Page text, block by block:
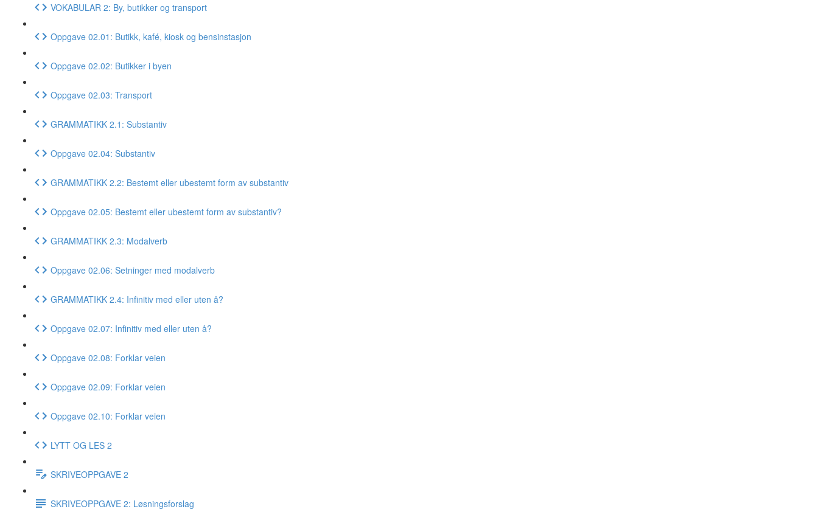
VOKABULAR 2: By, butikker og transport
Oppgave 02.01: Butikk, kafé, kiosk og bensinstasjon
Oppgave 02.02: Butikker i byen
Oppgave 02.03: Transport
GRAMMATIKK 2.1: Substantiv
Oppgave 02.04: Substantiv
GRAMMATIKK 2.2: Bestemt eller ubestemt form av substantiv
Oppgave 02.05: Bestemt eller ubestemt form av substantiv?
GRAMMATIKK 2.3: Modalverb
Oppgave 02.06: Setninger med modalverb
GRAMMATIKK 2.4: Infinitiv med eller uten å?
Oppgave 02.07: Infinitiv med eller uten å?
Oppgave 02.08: Forklar veien
Oppgave 02.09: Forklar veien
Oppgave 02.10: Forklar veien
LYTT OG LES 2
SKRIVEOPPGAVE 2
SKRIVEOPPGAVE 2: Løsningsforslag